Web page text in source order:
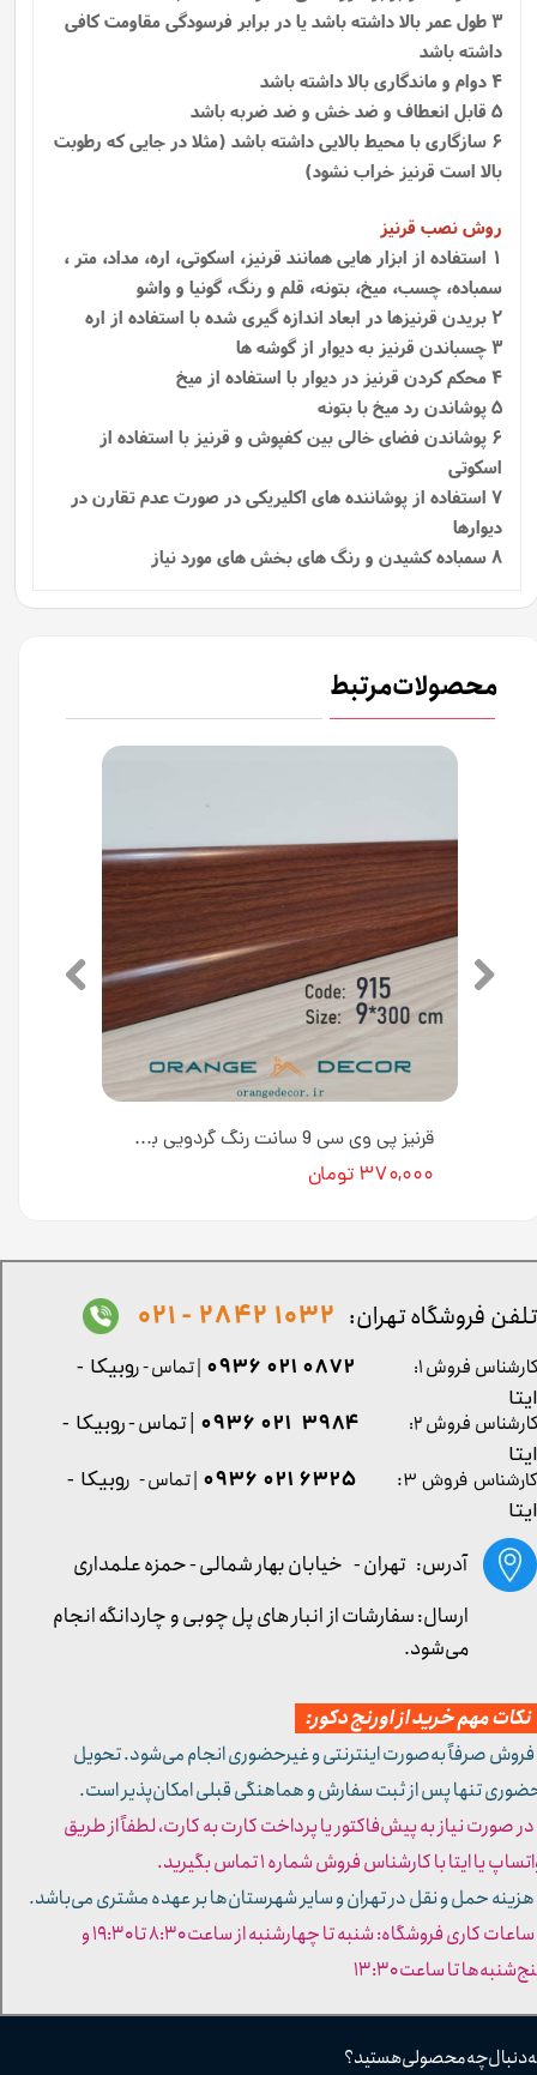
3 طول عمر بالا داشته باشد یا در برابر فرسودگی مقاومت کافی
داشته باشد
4 دوام و ماندگاری بالا داشته باشد
5 قابل انعطاف و ضد خش و ضد ضربه باشد
6 سازگاری با محیط بالایی داشته باشد (مثلا در جایی که رطوبت
بالا است قرنیز خراب نشود)
روش نصب قرنیز
1 استفاده از ابزار هایی همانند قرنیز، اسکوتی، اره، مداد، متر ،
سمباده، چسب، میخ، بتونه، قلم و رنگ، گونیا و واشو
2 بریدن قرنیزها در ابعاد اندازه گیری شده با استفاده از اره
3 چسباندن قرنیز به دیوار از گوشه ها
4 محکم کردن قرنیز در دیوار با استفاده از میخ
5 پوشاندن رد میخ با بتونه
6 پوشاندن فضای خالی بین کفپوش و قرنیز با استفاده از
اسکوتی
7 استفاده از پوشاننده‌ های اکلیریکی در صورت عدم تقارن در
دیوارها
8 سمباده کشیدن و رنگ های بخش های مورد نیاز
محصولات مرتبط
قرنیز پی وی سی 9 سانت رنگ گردویی به طول 3 متر کد 915 [انبار تهران]
۳۷۰,۰۰۰ تومان
دنبال چه محصولی هستید؟
کارشناس فروش ۳: ۶۳۲۵ ۰۲۱ ۰۹۳۶ | تماس - روبیکا -
ایتا
آدرس: تهران - خیابان بهار شمالی - حمزه علمداری
تلفن فروشگاه تهران: 1032 2842 - 021
مهم خرید از اورنج دکور:
صرفاً به‌صورت اینترنتی و غیرحضوری انجام می‌شود. تحویل
تنها پس از ثبت سفارش و هماهنگی قبلی امکان‌پذیر است.
صورت نیاز به پیش‌فاکتور یا پرداخت کارت به کارت، لطفاً از طریق
یا ایتا با کارشناس فروش شماره ۱ تماس بگیرید.
حمل و نقل در تهران و سایر شهرستان‌ها بر عهده مشتری می‌باشد.
- ساعات کاری فروشگاه: شنبه تا چهارشنبه از ساعت ۸:۳۰ تا ۱۹:۳۰ و
تا ساعت ۱۳:۳۰​​​​​​​
کارشناس فروش ۱: 0872 021 0936 | تماس - روبیکا -
ایتا
کارشناس فروش ۲:
۳۹۸۴ ۰۲۱ ۰۹۳۶ | تماس - روبیکا -
ایتا
ارسال: سفارشات از انبار های پل چوبی و چاردانگه انجام
می‌شود.